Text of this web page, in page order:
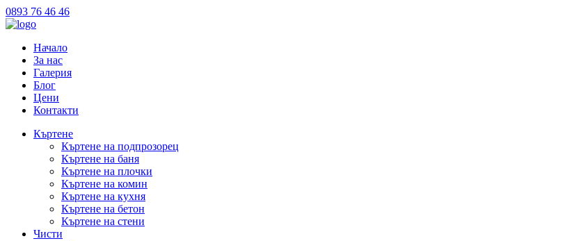
0893 76 46 46
Начало
За нас
Галерия
Блог
Цени
Контакти
Къртене
Къртене на подпрозорец
Къртене на баня
Къртене на плочки
Къртене на комин
Къртене на кухня
Къртене на бетон
Къртене на стени
Чисти